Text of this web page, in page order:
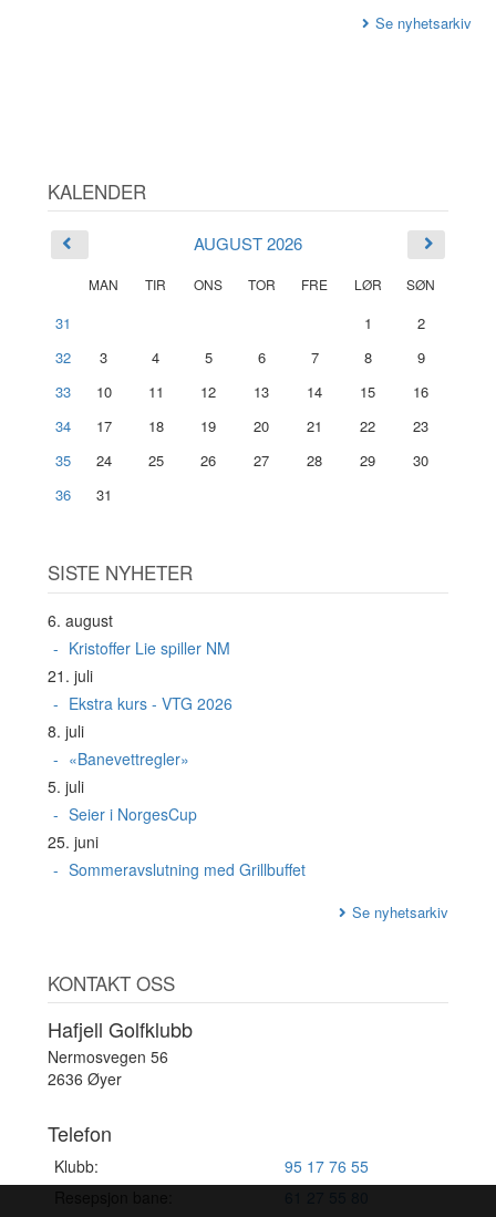
Se nyhetsarkiv
KALENDER
AUGUST 2026
MAN TIR ONS TOR FRE LØR SØN
31 1
2
32
3 4 5 6 7 8
9
33
10 11 12 13 14 15
16
34
17 18 19 20 21 22
23
35
24 25 26 27 28 29
30
36
31
SISTE NYHETER
6. august
Kristoffer Lie spiller NM
21. juli
Ekstra kurs - VTG 2026
8. juli
«Banevettregler»
5. juli
Seier i NorgesCup
25. juni
Sommeravslutning med Grillbuffet
Se nyhetsarkiv
KONTAKT OSS
Hafjell Golfklubb
Nermosvegen 56
2636 Øyer
Telefon
Klubb:
95 17 76 55